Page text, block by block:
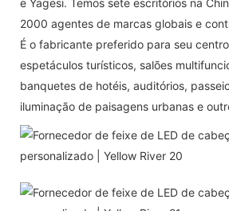
2000 agentes de marcas globais e
É o fabricante preferido para seu
espetáculos turísticos, salões
banquetes de hotéis, auditórios,
iluminação de paisagens urbanas e